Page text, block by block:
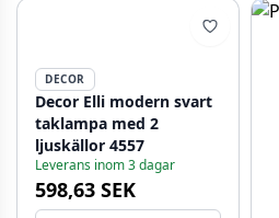
DECOR
Decor Elli modern svart
taklampa med 2
ljuskällor 4557
Leverans inom 3 dagar
598,63 SEK